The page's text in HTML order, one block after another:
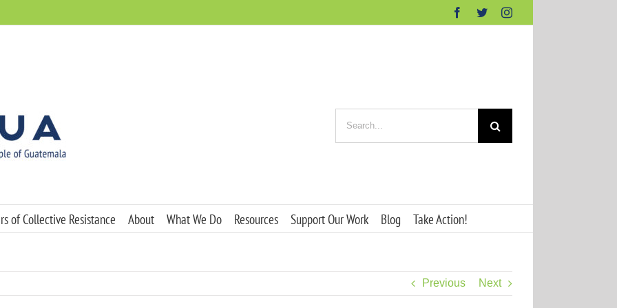
Facebook
TwitterInstagram
for:
of Collective Resistance About What We Do Resources Support Our Work Blog Take Action!
Previous Next